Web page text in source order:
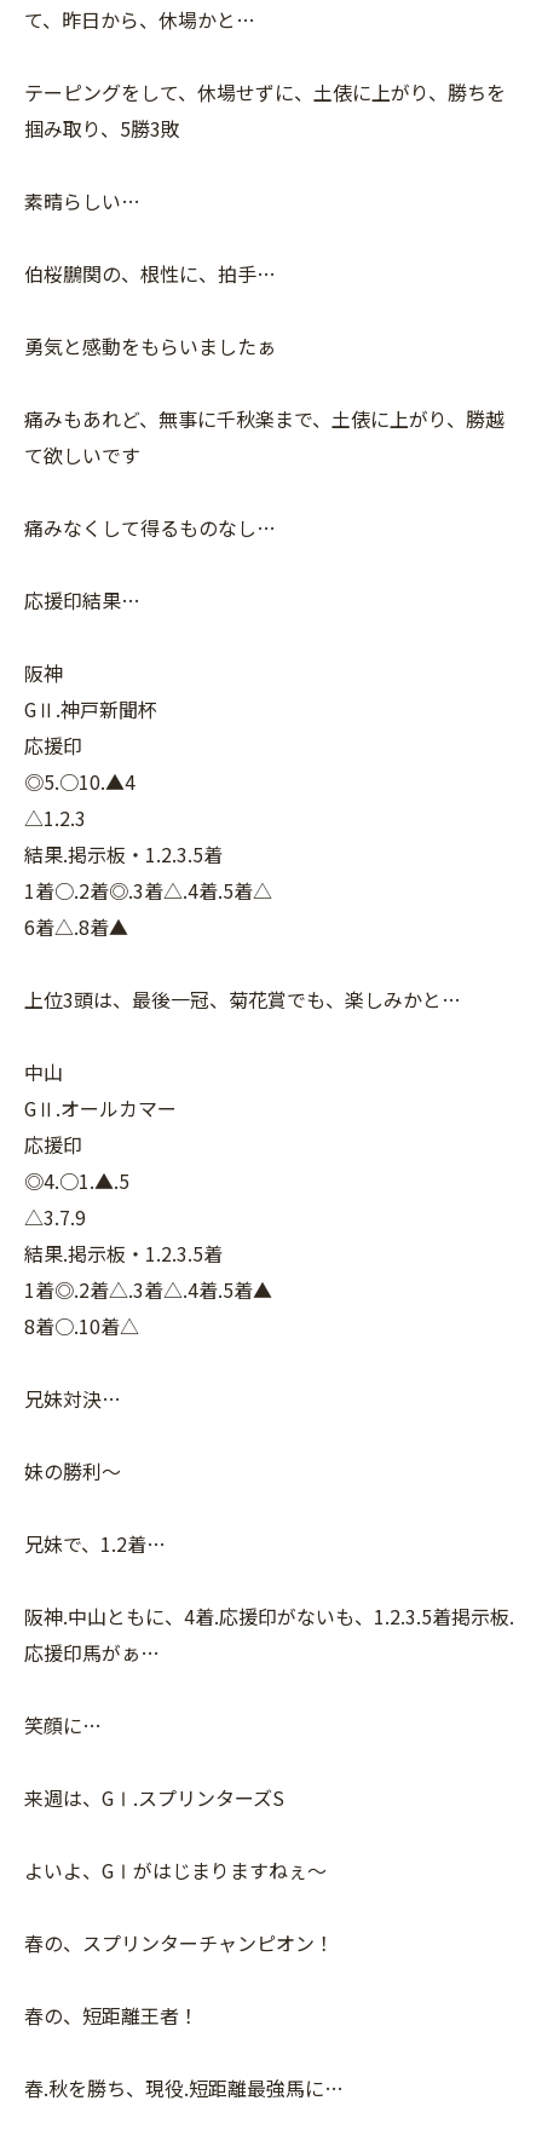
て、昨日から、休場かと…
テーピングをして、休場せずに、土俵に上がり、勝ちを
掴み取り、5勝3敗
素晴らしい…
伯桜鵬関の、根性に、拍手…
勇気と感動をもらいましたぁ
痛みもあれど、無事に千秋楽まで、土俵に上がり、勝越
て欲しいです
痛みなくして得るものなし…
応援印結果…
阪神
GⅡ.神戸新聞杯
応援印
◎5.○10.▲4
△1.2.3
結果.掲示板・1.2.3.5着
1着○.2着◎.3着△.4着.5着△
6着△.8着▲
上位3頭は、最後一冠、菊花賞でも、楽しみかと…
中山
GⅡ.オールカマー
応援印
◎4.○1.▲.5
△3.7.9
結果.掲示板・1.2.3.5着
1着◎.2着△.3着△.4着.5着▲
8着○.10着△
兄妹対決…
妹の勝利〜
兄妹で、1.2着…
阪神.中山ともに、4着.応援印がないも、1.2.3.5着掲示板.
応援印馬がぁ…
笑顔に…
来週は、GⅠ.スプリンターズS
よいよ、GⅠがはじまりますねぇ〜
春の、スプリンターチャンピオン！
春の、短距離王者！
春.秋を勝ち、現役.短距離最強馬に…